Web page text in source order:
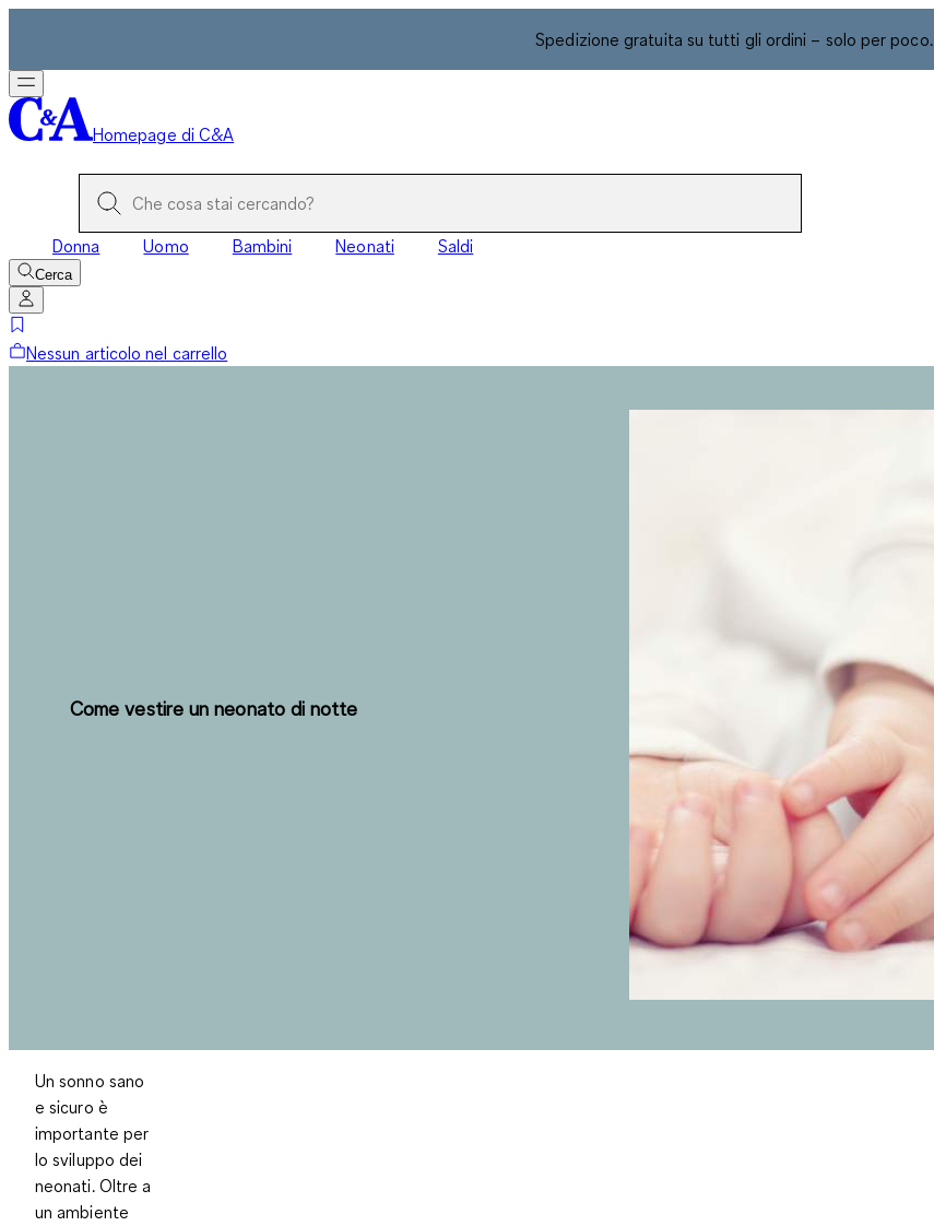
Spedizione gratuita su tutti gli ordini – solo per poco.
Homepage di C&A
Donna Uomo Bambini Neonati Saldi
Cerca
Nessun articolo nel carrello
Come vestire un neonato di notte
Un sonno sano
e sicuro è
importante per
lo sviluppo dei
neonati. Oltre a
un ambiente